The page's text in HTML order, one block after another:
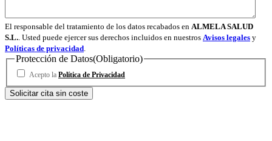
El responsable del tratamiento de los datos recabados en ALMELA SALUD
S.L. . Usted puede ejercer sus derechos incluidos en nuestros Avisos legales y
Políticas de privacidad
Protección de Datos(Obligatorio)
Acepto la Política de Privacidad